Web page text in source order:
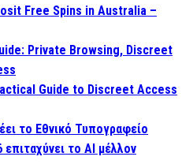
Free Spins in Australia –
Private Browsing, Discreet
Guide to Discreet Access
το Εθνικό Τυπογραφείο
το AI μέλλον